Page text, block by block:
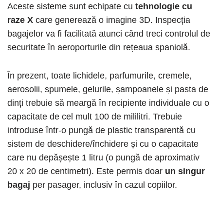
Aceste sisteme sunt echipate cu tehnologie cu
raze X care generează o imagine 3D. Inspecția
bagajelor va fi facilitată atunci când treci controlul de
securitate în aeroporturile din rețeaua spaniolă.
În prezent, toate lichidele, parfumurile, cremele,
aerosolii, spumele, gelurile, șampoanele și pasta de
dinți trebuie să meargă în recipiente individuale cu o
capacitate de cel mult 100 de mililitri. Trebuie
introduse într-o pungă de plastic transparentă cu
sistem de deschidere/închidere și cu o capacitate
care nu depășește 1 litru (o pungă de aproximativ
20 x 20 de centimetri). Este permis doar un singur
bagaj per pasager, inclusiv în cazul copiilor.